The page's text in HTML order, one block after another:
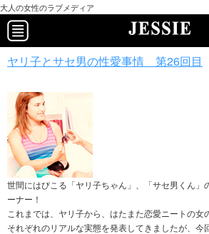
大人の女性のラブメディア
ヤリ子とサセ男の性愛事情 第26回目
世間にはびこる「ヤリ子ちゃん」、「サセ男くん」
ーナー！
これまでは、ヤリ子から、はたまた恋愛ニートの女
それぞれのリアルな実態を発表してきましたが、今